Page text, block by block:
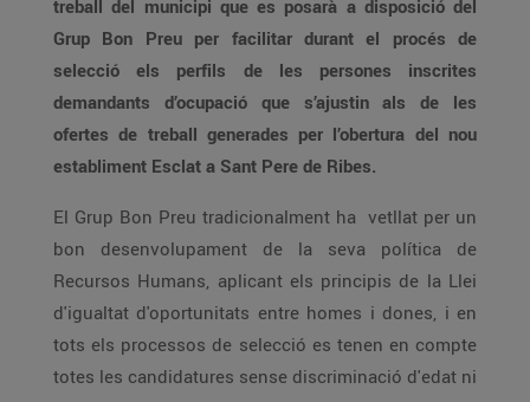
treball del municipi que es posarà a disposició del
Grup Bon Preu per facilitar durant el procés de
selecció els perfils de les persones inscrites
demandants d’ocupació que s’ajustin als de les
ofertes de treball generades per l’obertura del nou
establiment Esclat a Sant Pere de Ribes.
El Grup Bon Preu tradicionalment ha vetllat per un
bon desenvolupament de la seva política de
Recursos Humans, aplicant els principis de la Llei
d'igualtat d'oportunitats entre homes i dones, i en
tots els processos de selecció es tenen en compte
totes les candidatures sense discriminació d'edat ni